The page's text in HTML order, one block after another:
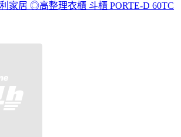
家居 ◎高整理衣櫃 斗櫃 PORTE-D 60TC